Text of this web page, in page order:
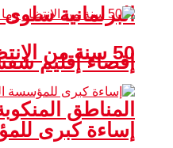
البرلمانية
إقصاء إقليم
المناطق
50 سنة من الانتظار وما بعد
إساءة كبرى